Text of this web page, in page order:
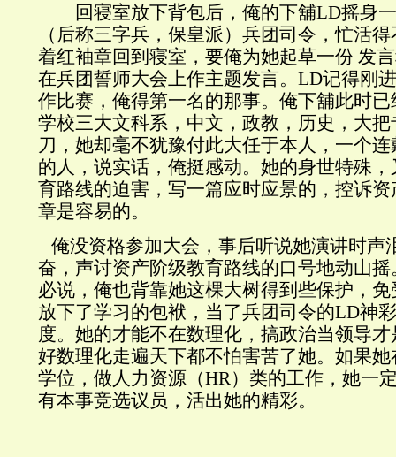
回寝室放下背包后，俺的下舖LD摇身一
（后称三字兵，保皇派）兵团司令，忙活
着红袖章回到寝室，要俺为她起草一份 发
在兵团誓师大会上作主题发言。LD记得刚
作比赛，俺得第一名的那事。俺下舖此时
学校三大文科系，中文，政教，历史，大
刀，她却毫不犹豫付此大任于本人，一个
的人，说实话，俺挺感动。她的身世特殊
育路线的迫害，写一篇应时应景的，控诉
章是容易的。
俺没资格参加大会，事后听说她演讲时声
奋，声讨资产阶级教育路线的口号地动山
必说，俺也背靠她这棵大树得到些保护，
放下了学习的包袱，当了兵团司令的LD神
度。她的才能不在数理化，搞政治当领导
好数理化走遍天下都不怕害苦了她。如果
学位，做人力资源（HR）类的工作，她一
有本事竞选议员，活出她的精彩。